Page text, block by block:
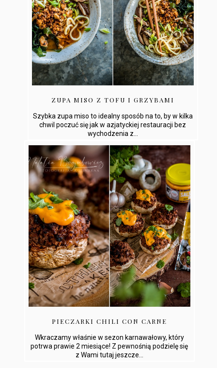
ZUPA MISO Z TOFU I GRZYBAMI
Szybka zupa miso to idealny sposób na to, by w kilka
chwil poczuć się jak w azjatyckiej restauracji bez
wychodzenia z...
PIECZARKI CHILI CON CARNE
Wkraczamy właśnie w sezon karnawałowy, który
potrwa prawie 2 miesiące! Z pewnośnią podzielę się
z Wami tutaj jeszcze...